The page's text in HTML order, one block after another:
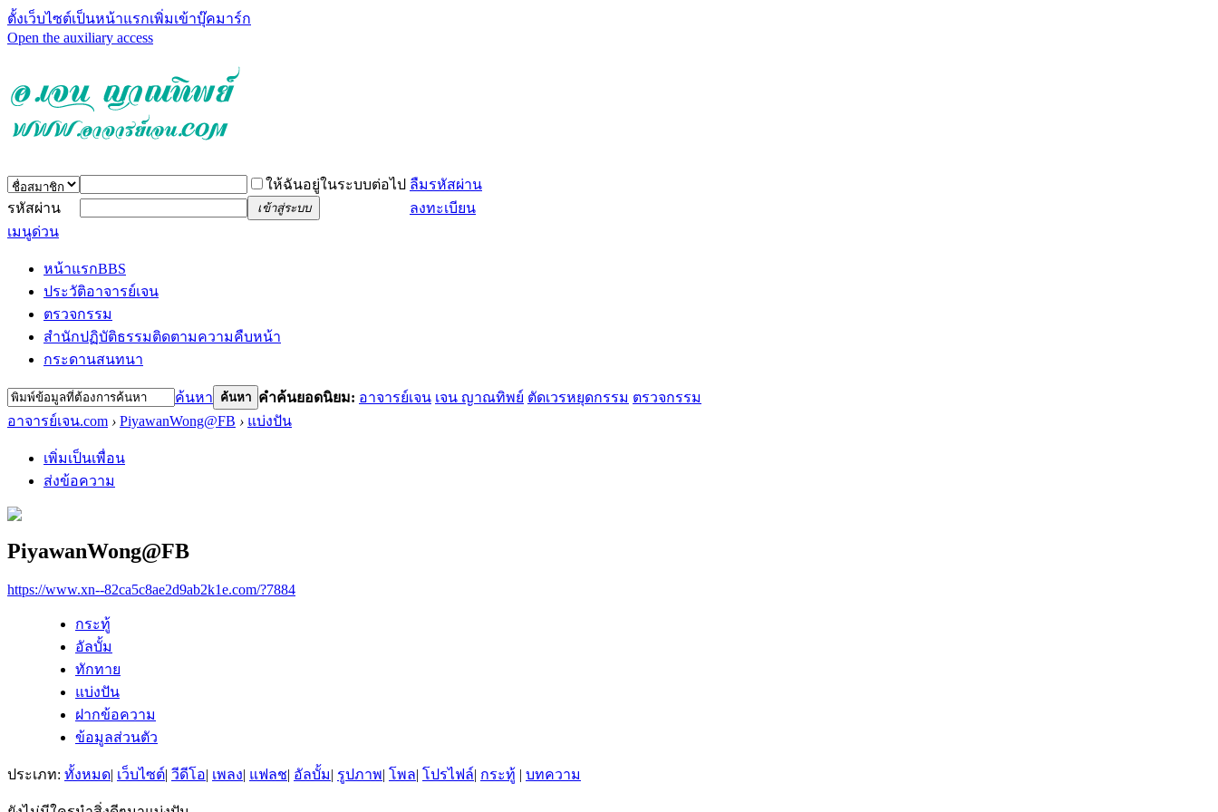
ตั้งเว็บไซต์เป็นหน้าแรกเพิ่มเข้าบุ๊คมาร์ก
Open the auxiliary access
ให้ฉันอยู่ในระบบต่อไป ลืมรหัสผ่าน
รหัสผ่าน
เข้าสู่ระบบ
ลงทะเบียน
เมนูด่วน
หน้าแรกBBS
ประวัติอาจารย์เจน
ตรวจกรรม
สำนักปฏิบัติธรรมติดตามความคืบหน้า
กระดานสนทนา
ค้นหา ค้นหา คำค้นยอดนิยม: อาจารย์เจน เจน ญาณทิพย์ ตัดเวรหยุดกรรม ตรวจกรรม
อาจารย์เจน.com › PiyawanWong@FB › แบ่งปัน
เพิ่มเป็นเพื่อน
ส่งข้อความ
PiyawanWong@FB
https://www.xn--82ca5c8ae2d9ab2k1e.com/?7884
กระทู้
อัลบั้ม
ทักทาย
แบ่งปัน
ฝากข้อความ
ข้อมูลส่วนตัว
ประเภท: ทั้งหมด| เว็บไซต์| วีดีโอ| เพลง| แฟลช| อัลบั้ม| รูปภาพ| โพล| โปรไฟล์| กระทู้ | บทความ